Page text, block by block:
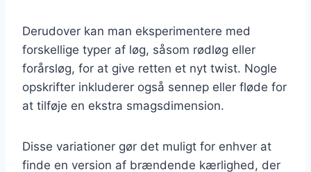
Derudover kan man eksperimentere med
forskellige typer af løg, såsom rødløg eller
forårsløg, for at give retten et nyt twist. Nogle
opskrifter inkluderer også sennep eller fløde for
at tilføje en ekstra smagsdimension.
Disse variationer gør det muligt for enhver at
finde en version af brændende kærlighed, der